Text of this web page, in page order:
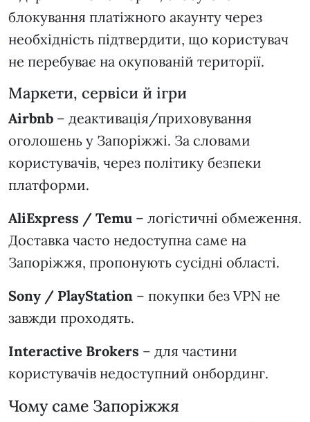
блокування платіжного акаунту через
необхідність підтвердити, що користувач
не перебуває на окупованій території.
Маркети, сервіси й ігри
Airbnb – деактивація/приховування
оголошень у Запоріжжі. За словами
користувачів, через політику безпеки
платформи.
AliExpress / Temu – логістичні обмеження.
Доставка часто недоступна саме на
Запоріжжя, пропонують сусідні області.
Sony / PlayStation – покупки без VPN не
завжди проходять.
Interactive Brokers – для частини
користувачів недоступний онбординг.
Чому саме Запоріжжя